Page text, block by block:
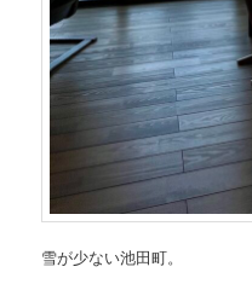
雪が少ない池田町。